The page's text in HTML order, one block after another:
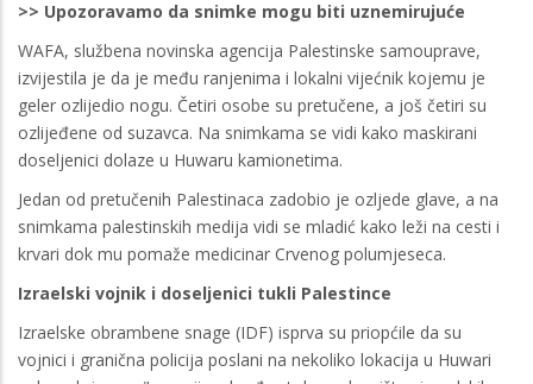
>> Upozoravamo da snimke mogu biti uznemirujuće
WAFA, službena novinska agencija Palestinske samouprave,
izvijestila je da je među ranjenima i lokalni vijećnik kojemu je
geler ozlijedio nogu. Četiri osobe su pretučene, a još četiri su
ozlijeđene od suzavca. Na snimkama se vidi kako maskirani
doseljenici dolaze u Huwaru kamionetima.
Jedan od pretučenih Palestinaca zadobio je ozljede glave, a na
snimkama palestinskih medija vidi se mladić kako leži na cesti i
krvari dok mu pomaže medicinar Crvenog polumjeseca.
Izraelski vojnik i doseljenici tukli Palestince
Izraelske obrambene snage (IDF) isprva su priopćile da su
vojnici i granična policija poslani na nekoliko lokacija u Huwari